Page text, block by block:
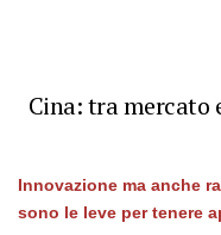
Cina: tra mercato
Innovazione ma anche
sono le leve per tenere